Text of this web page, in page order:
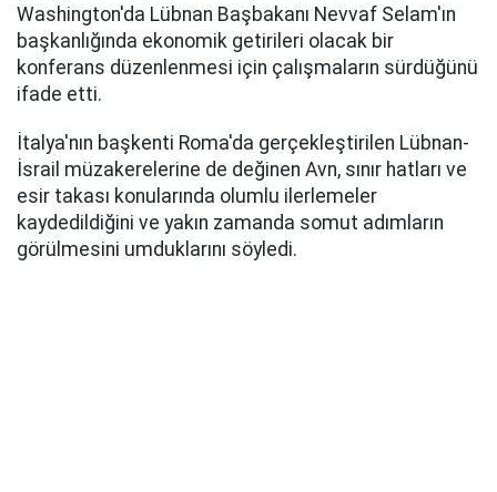
Washington'da Lübnan Başbakanı Nevvaf Selam'ın
başkanlığında ekonomik getirileri olacak bir
konferans düzenlenmesi için çalışmaların sürdüğünü
ifade etti.
İtalya'nın başkenti Roma'da gerçekleştirilen Lübnan-
İsrail müzakerelerine de değinen Avn, sınır hatları ve
esir takası konularında olumlu ilerlemeler
kaydedildiğini ve yakın zamanda somut adımların
görülmesini umduklarını söyledi.